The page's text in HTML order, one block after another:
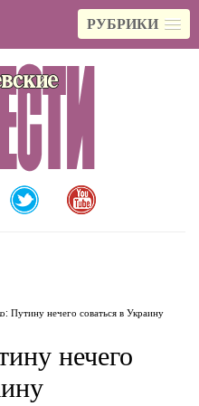
РУБРИКИ
Путину нечего соваться в Украину
нечего